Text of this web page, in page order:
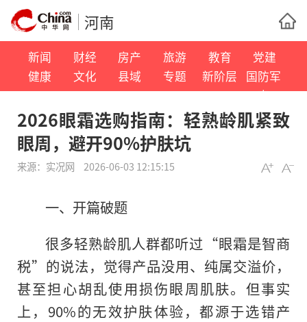
河南
新闻 财经 房产 旅游 教育
党建
健康
文化 县域 专题 新阶层
国防军
事
2026眼霜选购指南：轻熟龄肌紧致
眼周，避开90%护肤坑
来源： 实况网 2026-06-03 12:15:15
一、开篇破题
很多轻熟龄肌人群都听过“眼霜是智商
税”的说法，觉得产品没用、纯属交溢价，
甚至担心胡乱使用损伤眼周肌肤。但事实
上，90%的无效护肤体验，都源于选错产